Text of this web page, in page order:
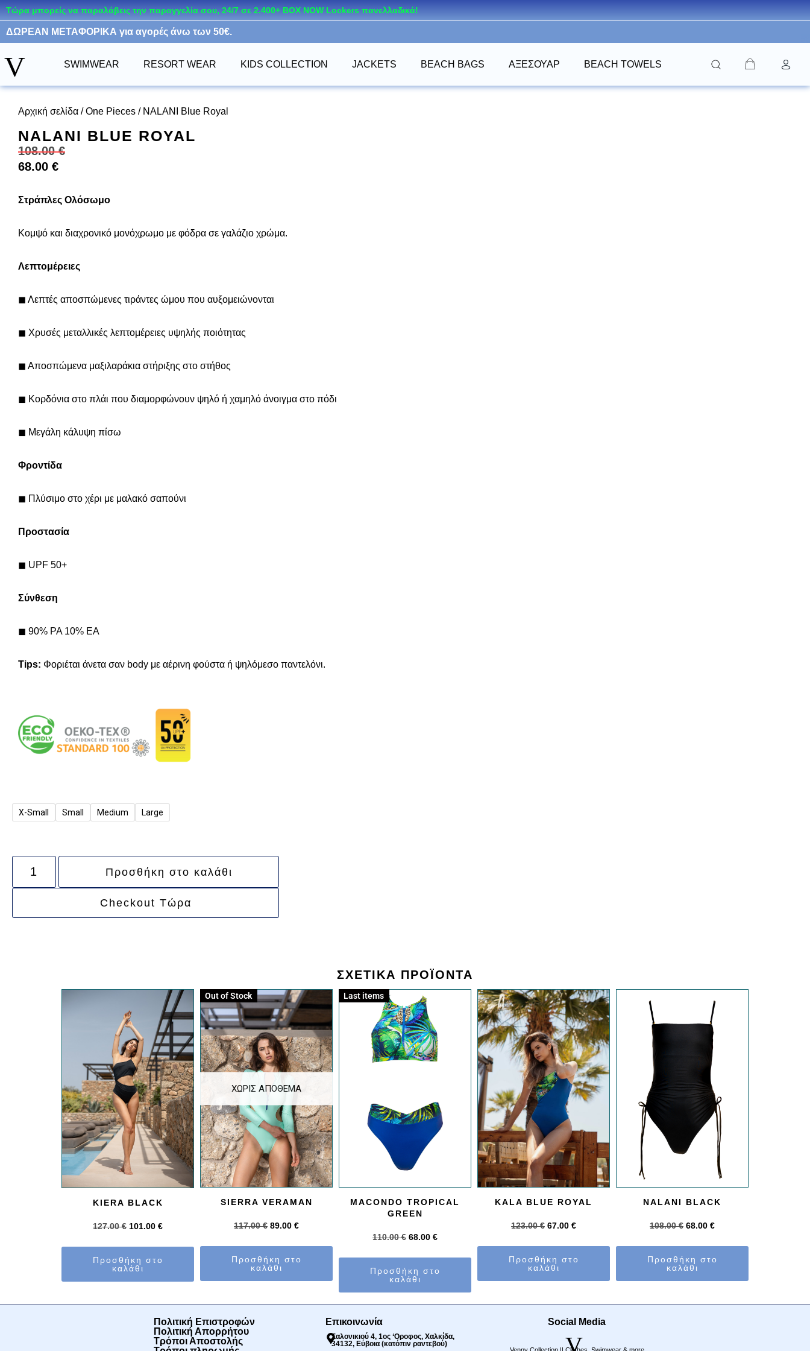
Μεταπηδήστε
περιεχόμενο
Τώρα μπορείς να παραλάβεις την παραγγελία σου, 24/7 σε 2.400+ BOX NOW Lockers πανελλαδικά!
ΔΩΡΕΑΝ ΜΕΤΑΦΟΡΙΚΑ για αγορές άνω των 50€.
V SWIMWEAR RESORT WEAR KIDS COLLECTION JACKETS BEACH BAGS ΑΞΕΣΟΥΆΡ BEACH TOWELS
Αρχική σελίδα /One Pieces / NALANI Blue Royal
NALANI BLUE ROYAL
108.00€
68.00 €
Στράπλες Ολόσωμο
Κομψό και διαχρονικό μονόχρωμο με φόδρα σε γαλάζιο χρώμα.
Λεπτομέρειες
◼ Λεπτές αποσπώμενες τιράντες ώμου που αυξομειώνονται
◼ Χρυσές μεταλλικές λεπτομέρειες υψηλής ποιότητας
◼ Αποσπώμενα μαξιλαράκια στήριξης στο στήθος
◼ Κορδόνια στο πλάι που διαμορφώνουν ψηλό ή χαμηλό άνοιγμα στο πόδι
◼ Μεγάλη κάλυψη πίσω
Φροντίδα
◼ Πλύσιμο στο χέρι με μαλακό σαπούνι
Προστασία
◼ UPF 50+
Σύνθεση
◼ 90% PA 10% EA
Tips: Φοριέται άνετα σαν body με αέρινη φούστα ή ψηλόμεσο παντελόνι.
X-Small Small Medium Large
Προσθήκη στο καλάθι
Checkout Τώρα
ΣΧΕΤΙΚΆ ΠΡΟΪΌΝΤΑ
KIERA BLACK
127.00€ 101.00 €
Προσθήκη στο
καλάθι
ΧΩΡΊΣ ΑΠΌΘΕΜΑ
Out of Stock
SIERRA VERAMAN
117.00€ 89.00 €
Προσθήκη στο
καλάθι
Last items
MACONDO TROPICAL
GREEN
110.00€ 68.00 €
Προσθήκη στο
καλάθι
KALA BLUE ROYAL
123.00€ 67.00 €
Προσθήκη στο
καλάθι
NALANI BLACK
108.00€ 68.00 €
Προσθήκη στο
καλάθι
Πολιτική Επιστροφών
Πολιτική Απορρήτου
Τρόποι Αποστολής
Επικοινωνία
Σαλονικιού 4, 1ος ‘Οροφος, Χαλκίδα,
34132, Εύβοια (κατόπιν ραντεβού)
Social Media
V